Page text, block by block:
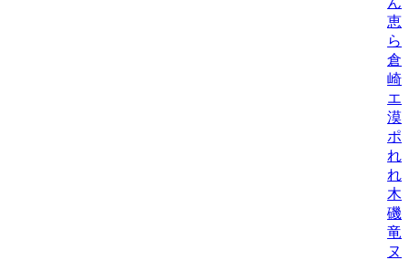
恵
ら
倉
崎
エ
漠/
ポ
れ
れ/
木
磯
竜/
ヌ